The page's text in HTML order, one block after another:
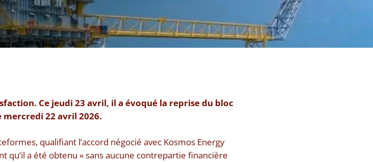
Ce jeudi 23 avril, il a évoqué la reprise du bloc
mercredi 22 avril 2026.
qualifiant l’accord négocié avec Kosmos Energy
qu’il a été obtenu « sans aucune contrepartie financière